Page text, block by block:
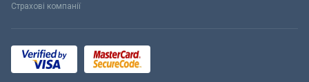
Страхові компанії